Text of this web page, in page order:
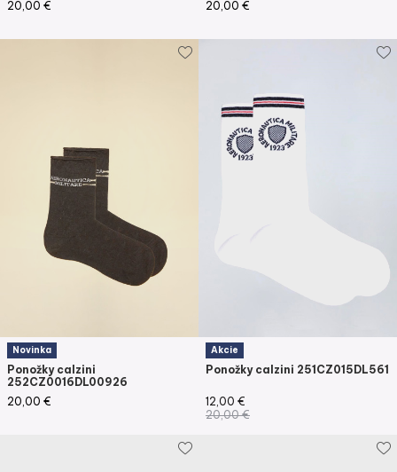
20,00 €
20,00 €
Novinka
Ponožky calzini
252CZ0016DL00926
20,00 €
Akcie
Ponožky calzini 251CZ015DL561
12,00 €
20,00€